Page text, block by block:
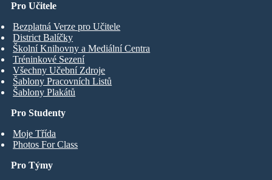
Pro Studenty
Moje Třída
Photos For Class
Pro Učitele
Bezplatná Verze pro Učitele
District Balíčky
Školní Knihovny a Mediální Centra
Tréninkové Sezení
Všechny Učební Zdroje
Šablony Pracovních Listů
Šablony Plakátů
Pro Týmy